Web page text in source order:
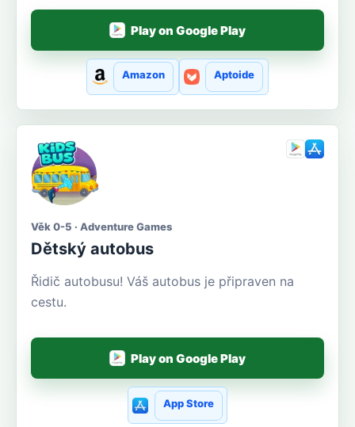
Play on Google Play
Amazon Aptoide
Věk 0-5 · Adventure Games
Dětský autobus
Řidič autobusu! Váš autobus je připraven na
cestu.
Play on Google Play
App Store